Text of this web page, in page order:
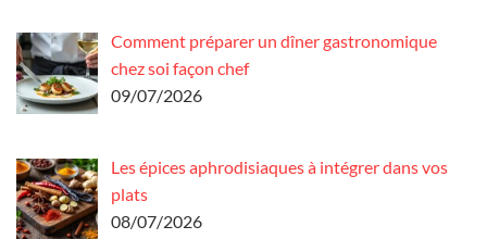
Comment préparer un dîner gastronomique
chez soi façon chef
09/07/2026
Les épices aphrodisiaques à intégrer dans vos
plats
08/07/2026